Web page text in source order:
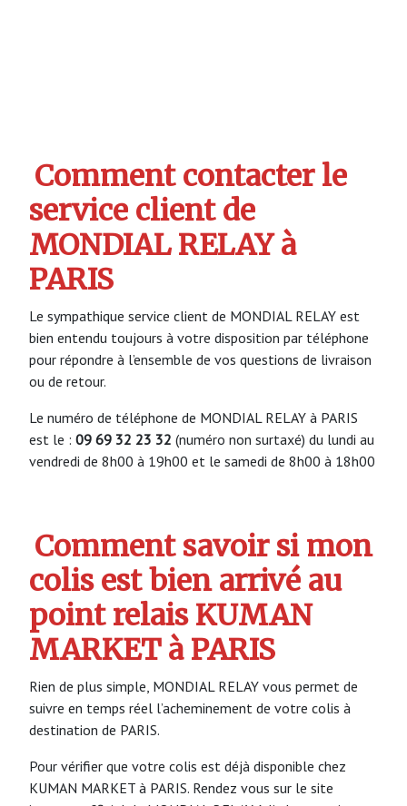
Comment contacter le
service client de
MONDIAL RELAY à
PARIS
Le sympathique service client de MONDIAL RELAY est
bien entendu toujours à votre disposition par téléphone
pour répondre à l’ensemble de vos questions de livraison
ou de retour.
Le numéro de téléphone de MONDIAL RELAY à PARIS
est le : 09 69 32 23 32 (numéro non surtaxé) du lundi au
vendredi de 8h00 à 19h00 et le samedi de 8h00 à 18h00
Comment savoir si mon
colis est bien arrivé au
point relais KUMAN
MARKET à PARIS
Rien de plus simple, MONDIAL RELAY vous permet de
suivre en temps réel l’acheminement de votre colis à
destination de PARIS.
Pour vérifier que votre colis est déjà disponible chez
KUMAN MARKET à PARIS. Rendez vous sur le site